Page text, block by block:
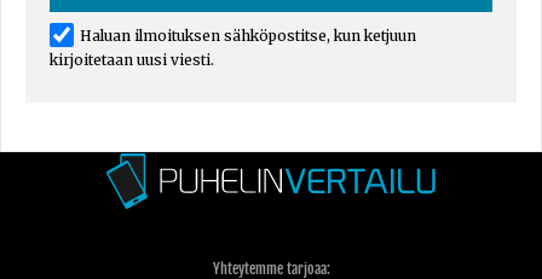
Haluan ilmoituksen sähköpostitse, kun ketjuun
kirjoitetaan uusi viesti.
Yhteytemme tarjoaa: